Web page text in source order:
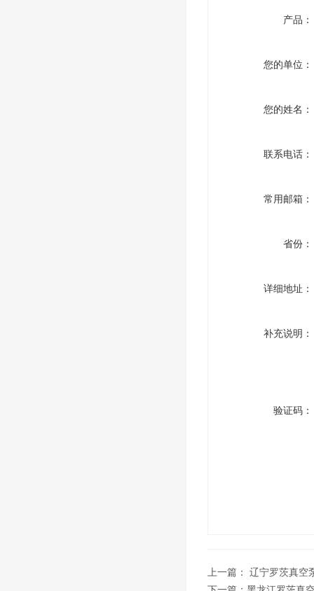
产品：
您的单位：
您的姓名：
联系电话：
常用邮箱：
省份：
详细地址：
补充说明：
验证码：
上一篇： 辽宁罗茨真空